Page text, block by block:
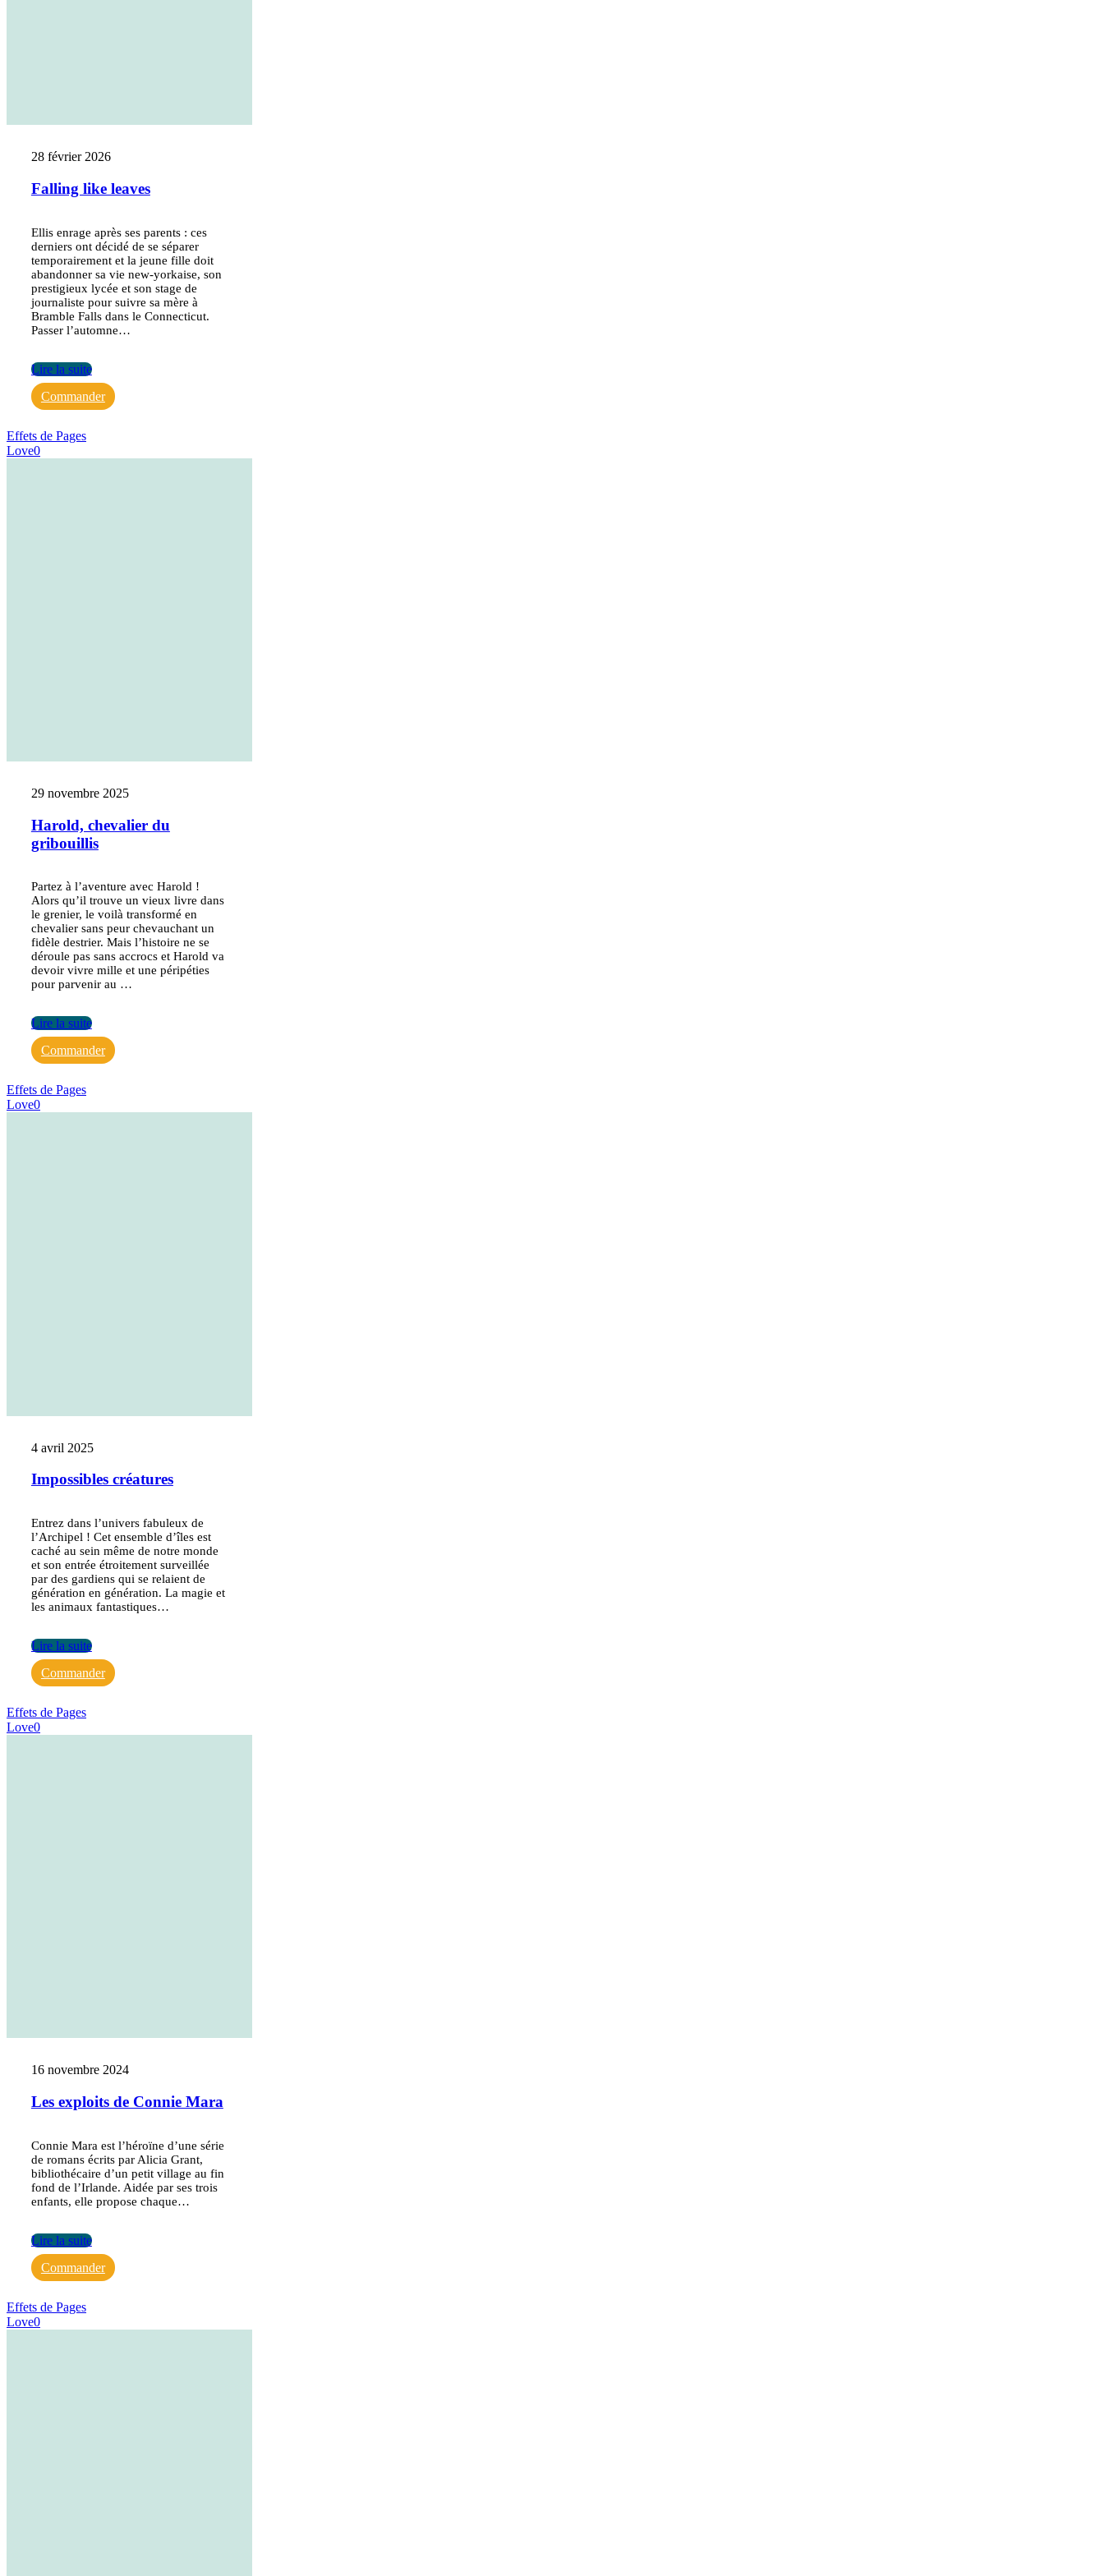
28 février 2026
Falling like leaves
Ellis enrage après ses parents : ces
derniers ont décidé de se séparer
temporairement et la jeune fille doit
abandonner sa vie new-yorkaise, son
prestigieux lycée et son stage de
journaliste pour suivre sa mère à
Bramble Falls dans le Connecticut.
Passer l’automne…
Lire la suite
Commander
Effets de Pages
Love0
29 novembre 2025
Harold, chevalier du
gribouillis
Partez à l’aventure avec Harold !
Alors qu’il trouve un vieux livre dans
le grenier, le voilà transformé en
chevalier sans peur chevauchant un
fidèle destrier. Mais l’histoire ne se
déroule pas sans accrocs et Harold va
devoir vivre mille et une péripéties
pour parvenir au …
Lire la suite
Commander
Effets de Pages
Love0
4 avril 2025
Impossibles créatures
Entrez dans l’univers fabuleux de
l’Archipel ! Cet ensemble d’îles est
caché au sein même de notre monde
et son entrée étroitement surveillée
par des gardiens qui se relaient de
génération en génération. La magie et
les animaux fantastiques…
Lire la suite
Commander
Effets de Pages
Love0
16 novembre 2024
Les exploits de Connie Mara
Connie Mara est l’héroïne d’une série
de romans écrits par Alicia Grant,
bibliothécaire d’un petit village au fin
fond de l’Irlande. Aidée par ses trois
enfants, elle propose chaque…
Lire la suite
Commander
Effets de Pages
Love0